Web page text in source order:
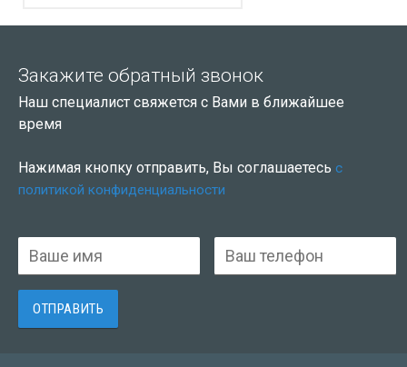
Закажите обратный звонок
Наш специалист свяжется с Вами в ближайшее
время
Нажимая кнопку отправить, Вы соглашаетесь с
политикой конфиденциальности